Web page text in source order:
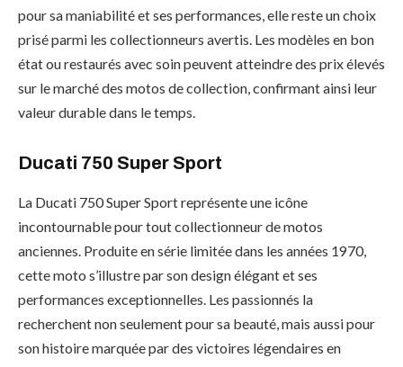
pour sa maniabilité et ses performances, elle reste un choix
prisé parmi les collectionneurs avertis. Les modèles en bon
état ou restaurés avec soin peuvent atteindre des prix élevés
sur le marché des motos de collection, confirmant ainsi leur
valeur durable dans le temps.
Ducati 750 Super Sport
La Ducati 750 Super Sport représente une icône
incontournable pour tout collectionneur de motos
anciennes. Produite en série limitée dans les années 1970,
cette moto s’illustre par son design élégant et ses
performances exceptionnelles. Les passionnés la
recherchent non seulement pour sa beauté, mais aussi pour
son histoire marquée par des victoires légendaires en